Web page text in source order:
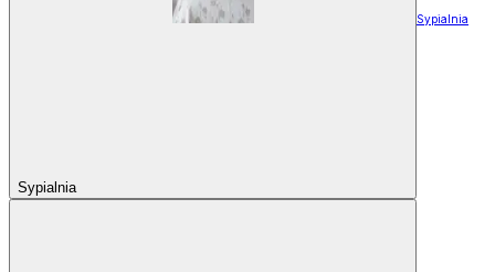
Sypialnia
Sypialnia